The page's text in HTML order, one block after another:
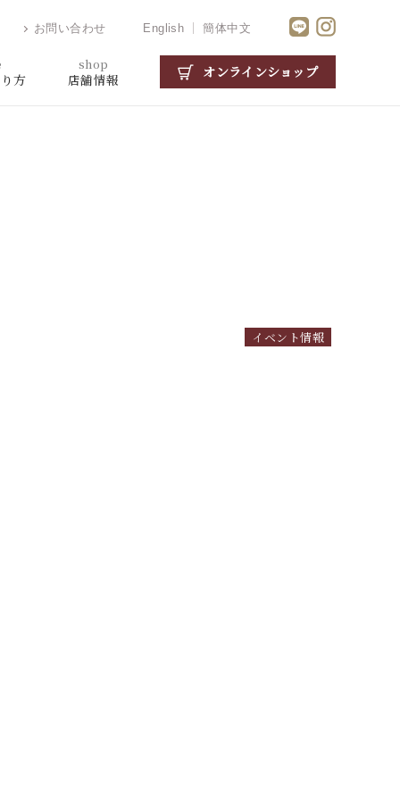
お問い合わせ English 簡体中文
方
shop
店舗情報 オンラインショップ
イベント情報